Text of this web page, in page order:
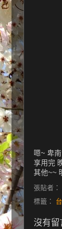
嗯~ 卑
享用完
其他~~
張貼者：
標籤：
沒有留